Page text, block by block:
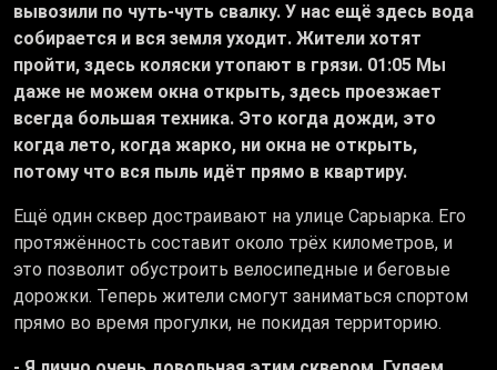
вывозили по чуть-чуть свалку. У нас ещё здесь вода
собирается и вся земля уходит. Жители хотят
пройти, здесь коляски утопают в грязи. 01:05 Мы
даже не можем окна открыть, здесь проезжает
всегда большая техника. Это когда дожди, это
когда лето, когда жарко, ни окна не открыть,
потому что вся пыль идёт прямо в квартиру.
Ещё один сквер достраивают на улице Сарыарка. Его
протяжённость составит около трёх километров, и
это позволит обустроить велосипедные и беговые
дорожки. Теперь жители смогут заниматься спортом
прямо во время прогулки, не покидая территорию.